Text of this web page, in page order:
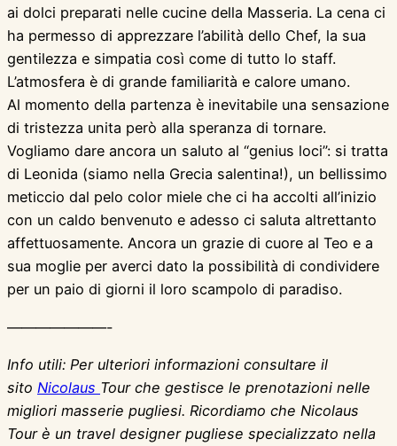
ai dolci preparati nelle cucine della Masseria. La cena ci
ha permesso di apprezzare l’abilità dello Chef, la sua
gentilezza e simpatia così come di tutto lo staff.
L’atmosfera è di grande familiarità e calore umano.
Al momento della partenza è inevitabile una sensazione
di tristezza unita però alla speranza di tornare.
Vogliamo dare ancora un saluto al “genius loci”: si tratta
di Leonida (siamo nella Grecia salentina!), un bellissimo
meticcio dal pelo color miele che ci ha accolti all’inizio
con un caldo benvenuto e adesso ci saluta altrettanto
affettuosamente. Ancora un grazie di cuore al Teo e a
sua moglie per averci dato la possibilità di condividere
per un paio di giorni il loro scampolo di paradiso.
———————-
Info utili: Per ulteriori informazioni consultare il
sito Nicolaus Tour che gestisce le prenotazioni nelle
migliori masserie pugliesi. Ricordiamo che Nicolaus
Tour è un travel designer pugliese specializzato nella